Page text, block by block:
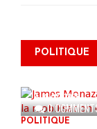
POLITIQUE
0
James
électeur
AUG 07, 2026
POLITIQUE